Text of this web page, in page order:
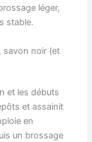
léger,
stable.
savon noir (et
et les débuts
et assainit
en
un brossage